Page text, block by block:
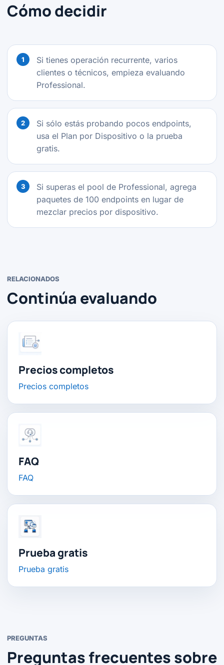
Cómo decidir
Si tienes operación recurrente, varios
clientes o técnicos, empieza evaluando
Professional.
Si sólo estás probando pocos endpoints,
usa el Plan por Dispositivo o la prueba
gratis.
Si superas el pool de Professional, agrega
paquetes de 100 endpoints en lugar de
mezclar precios por dispositivo.
RELACIONADOS
Continúa evaluando
Precios completos
Precios completos
FAQ
FAQ
Prueba gratis
Prueba gratis
PREGUNTAS
Preguntas frecuentes sobre